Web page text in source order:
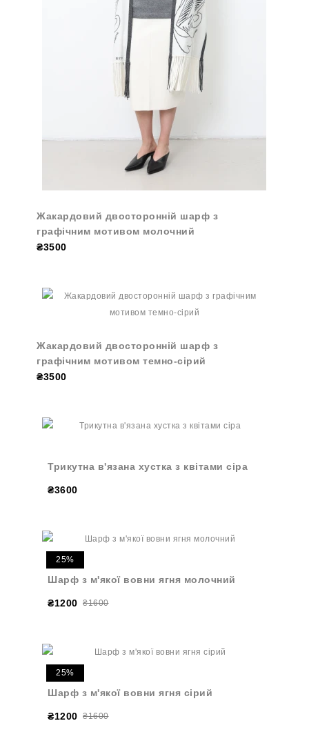
Жакардовий двосторонній шарф з
графічним мотивом молочний
₴3500
Жакардовий двосторонній шарф з
графічним мотивом темно-сірий
₴3500
Трикутна в'язана хустка з квітами сіра
₴3600
25%
Шарф з м'якої вовни ягня молочний
₴1200 ₴1600
25%
Шарф з м'якої вовни ягня сірий
₴1200 ₴1600